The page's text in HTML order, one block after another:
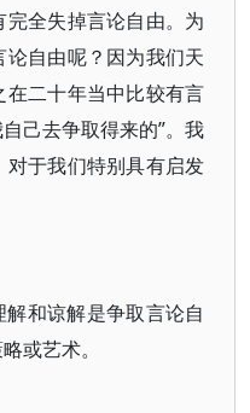
全失掉言论自由。为
自由呢？因为我们天
二十年当中比较有言
己去争取得来的”。我
于我们特别具有启发
和谅解是争取言论自
或艺术。